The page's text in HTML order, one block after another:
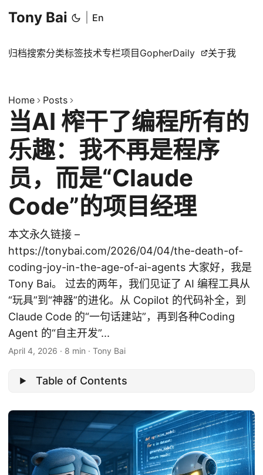
Tony Bai En
归档搜索分类标签技术专栏项目 GopherDaily 关于我
Home Posts
当AI 榨干了编程所有的
乐趣：我不再是程序
员，而是“Claude
Code”的项目经理
本文永久链接 –
https://tonybai.com/2026/04/04/the-death-of-
coding-joy-in-the-age-of-ai-agents 大家好，我是
Tony Bai。 过去的两年，我们见证了 AI 编程工具从
“玩具”到“神器”的进化。从 Copilot 的代码补全，到
Claude Code 的“一句话建站”，再到各种Coding
Agent 的“自主开发”...
April 4, 2026 · 8 min · Tony Bai
Table of Contents